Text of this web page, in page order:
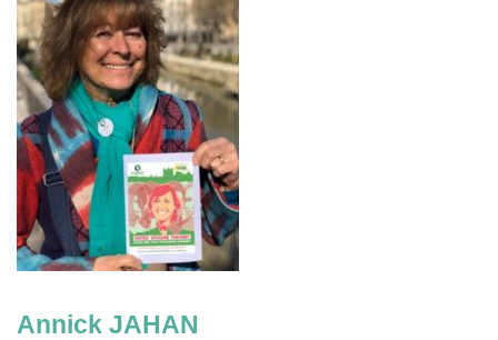
Annick JAHAN